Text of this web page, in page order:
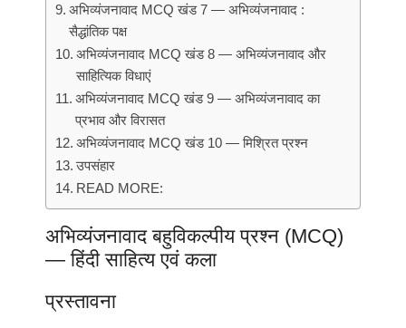
अभिव्यंजनावाद MCQ खंड 7 — अभिव्यंजनावाद :
सैद्धांतिक पक्ष
अभिव्यंजनावाद MCQ खंड 8 — अभिव्यंजनावाद और
साहित्यिक विधाएं
अभिव्यंजनावाद MCQ खंड 9 — अभिव्यंजनावाद का
प्रभाव और विरासत
अभिव्यंजनावाद MCQ खंड 10 — मिश्रित प्रश्न
उपसंहार
READ MORE:
अभिव्यंजनावाद बहुविकल्पीय प्रश्न (MCQ)
— हिंदी साहित्य एवं कला
प्रस्तावना